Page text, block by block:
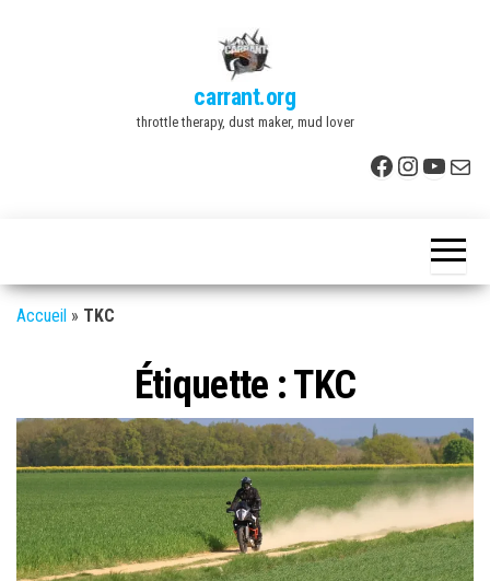
carrant.org
throttle therapy, dust maker, mud lover
Facebook
E-
Accueil » TKC
Étiquette :TKC